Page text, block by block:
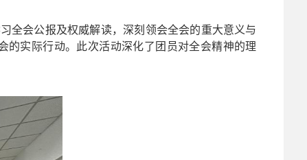
全会公报及权威解读，深刻领会全会的重大意义与
的实际行动。此次活动深化了团员对全会精神的理